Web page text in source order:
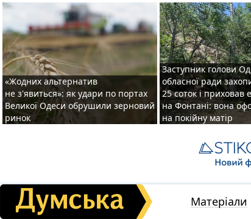
«Жодних альтернатив
не з'явиться»: як удари по портах
Великої Одеси обрушили зерновий
ринок
Заступник голови
обласної ради
25 соток і приховав
на Фонтані: вона
на покійну матір
Матеріали